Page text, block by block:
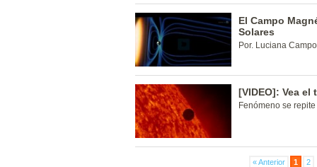
El Campo
Solares
Por. Luciana
[VIDEO]: Vea el
Fenómeno se
« Anterior 1 2